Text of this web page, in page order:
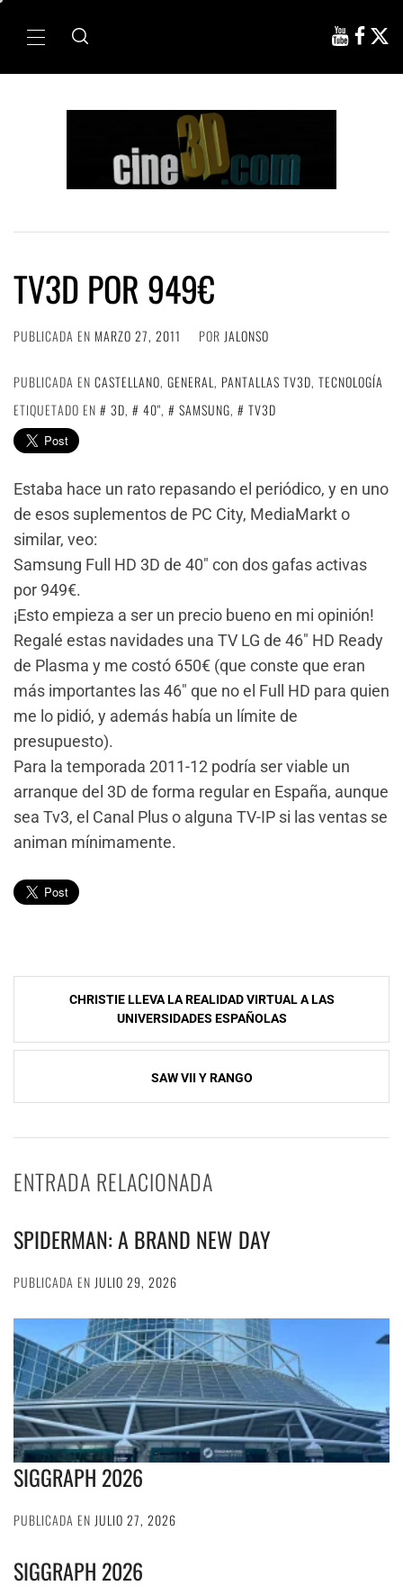
Menú
TV3D POR 949€
PUBLICADA EN MARZO 27, 2011 POR JALONSO
PUBLICADA EN CASTELLANO, GENERAL, PANTALLAS TV3D, TECNOLOGÍA
ETIQUETADO EN
3D, 40", SAMSUNG, TV3D
Estaba hace un rato repasando el periódico, y en uno
de esos suplementos de PC City, MediaMarkt o
similar, veo:
Samsung Full HD 3D de 40″ con dos gafas activas
por 949€.
¡Esto empieza a ser un precio bueno en mi opinión!
Regalé estas navidades una TV LG de 46″ HD Ready
de Plasma y me costó 650€ (que conste que eran
más importantes las 46″ que no el Full HD para quien
me lo pidió, y además había un límite de
presupuesto).
Para la temporada 2011-12 podría ser viable un
arranque del 3D de forma regular en España, aunque
sea Tv3, el Canal Plus o alguna TV-IP si las ventas se
animan mínimamente.
Navegación
entradas
CHRISTIE LLEVA LA REALIDAD VIRTUAL A LAS
UNIVERSIDADES ESPAÑOLAS
SAW VII Y RANGO
ENTRADA RELACIONADA
SPIDERMAN: A BRAND NEW DAY
PUBLICADA EN JULIO 29, 2026
SIGGRAPH 2026
PUBLICADA EN JULIO 27, 2026
SIGGRAPH 2026